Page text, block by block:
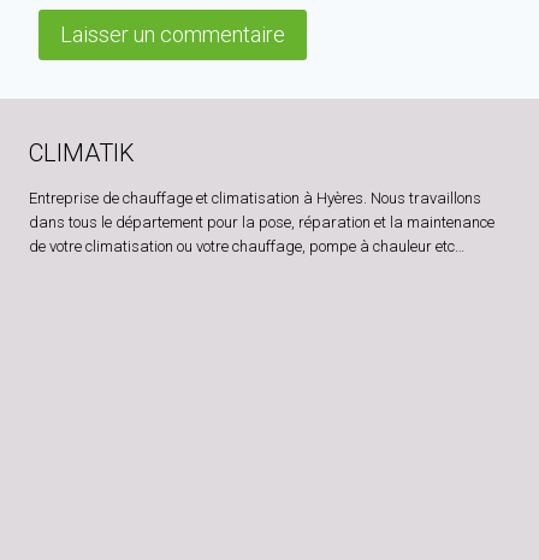
CLIMATIK
Entreprise de chauffage et climatisation à Hyères. Nous travaillons
dans tous le département pour la pose, réparation et la maintenance
de votre climatisation ou votre chauffage, pompe à chauleur etc…